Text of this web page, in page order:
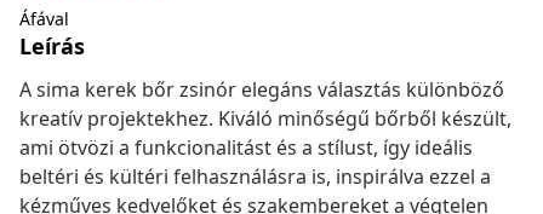
Áfával
Leírás
A sima kerek bőr zsinór elegáns választás különböző
kreatív projektekhez. Kiváló minőségű bőrből készült,
ami ötvözi a funkcionalitást és a stílust, így ideális
beltéri és kültéri felhasználásra is, inspirálva ezzel a
kézműves kedvelőket és szakembereket a végtelen